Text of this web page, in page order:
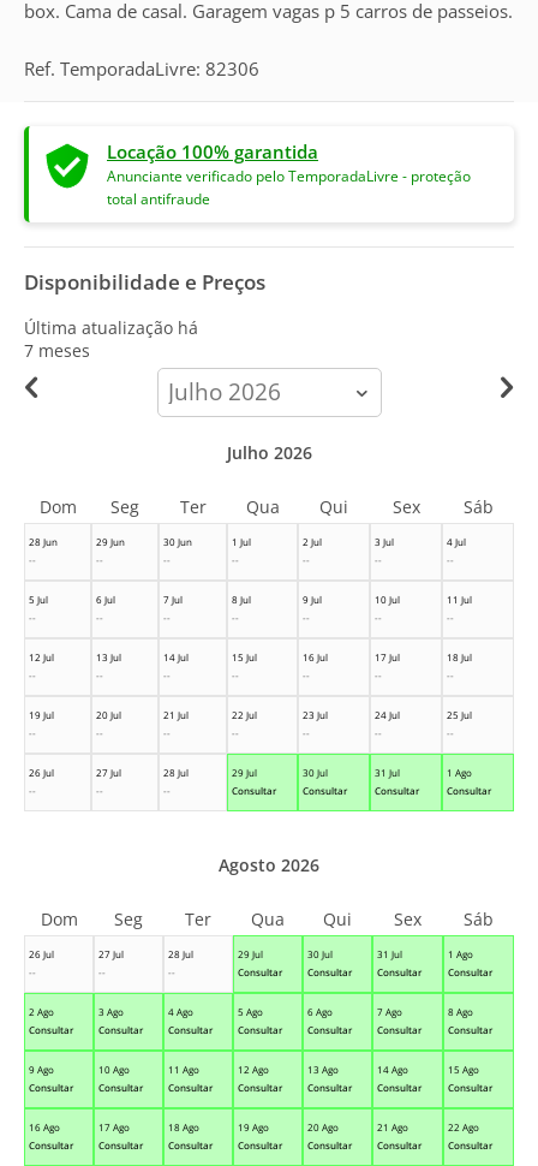
box. Cama de casal. Garagem vagas p 5 carros de passeios.
Ref. TemporadaLivre: 82306
Locação 100% garantida
Anunciante verificado pelo TemporadaLivre - proteção
total antifraude
Disponibilidade e Preços
Última atualização há
7 meses
calendar-
month
28 Jun
--
29 Jun
--
30 Jun
--
1 Jul
--
2 Jul
--
3 Jul
--
4 Jul
--
5 Jul
--
6 Jul
--
7 Jul
--
8 Jul
--
9 Jul
--
10 Jul
--
11 Jul
--
12 Jul
--
13 Jul
--
14 Jul
--
15 Jul
--
16 Jul
--
17 Jul
--
18 Jul
--
19 Jul
--
20 Jul
--
21 Jul
--
22 Jul
--
23 Jul
--
24 Jul
--
25 Jul
--
26 Jul
--
27 Jul
--
28 Jul
--
29 Jul
Consultar
30 Jul
Consultar
31 Jul
Consultar
1 Ago
Consultar
Julho 2026
Dom Seg Ter Qua Qui Sex Sáb
26 Jul
--
27 Jul
--
28 Jul
--
29 Jul
Consultar
30 Jul
Consultar
31 Jul
Consultar
1 Ago
Consultar
2 Ago
Consultar
3 Ago
Consultar
4 Ago
Consultar
5 Ago
Consultar
6 Ago
Consultar
7 Ago
Consultar
8 Ago
Consultar
9 Ago
Consultar
10 Ago
Consultar
11 Ago
Consultar
12 Ago
Consultar
13 Ago
Consultar
14 Ago
Consultar
15 Ago
Consultar
16 Ago
Consultar
17 Ago
Consultar
18 Ago
Consultar
19 Ago
Consultar
20 Ago
Consultar
21 Ago
Consultar
22 Ago
Consultar
Agosto 2026
Dom Seg Ter Qua Qui Sex Sáb